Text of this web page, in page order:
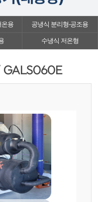
온용 공냉식 분리형-공조용
수냉식 저온형
GALS060E